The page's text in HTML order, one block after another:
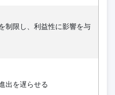
制限し、利益性に影響を与
出を遅らせる